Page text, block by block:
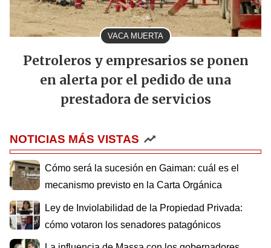
VACA MUERTA
Petroleros y empresarios se ponen
en alerta por el pedido de una
prestadora de servicios
NOTICIAS MÁS VISTAS
Cómo será la sucesión en Gaiman: cuál es el
mecanismo previsto en la Carta Orgánica
Ley de Inviolabilidad de la Propiedad Privada:
cómo votaron los senadores patagónicos